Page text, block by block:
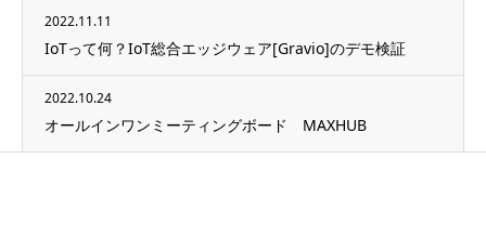
2022.11.11
IoTって何？IoT総合エッジウェア[Gravio]のデモ検証
2022.10.24
オールインワンミーティングボード MAXHUB